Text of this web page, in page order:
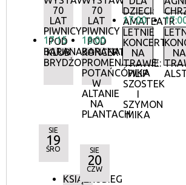
70
LAT
PIWNICY
POD
BARANAMI
17:15
KLUB
BRYDŻOWY
70
LAT
PIWNICY
POD
BARANAMI
18:00
KONCERTY
PROMENADOWE:
POTAŃCÓWKA
W
ALTANIE
NA
PLANTACH
DZIECI:
AMATEATR
17:00
LETNIE
KONCERTY
NA
TRAWIE:
FILIP
SZOSTEK
I
SZYMON
MIKA
NA
SIE
19
ŚRO
KSIĄŻKOBIEG
SIE
20
CZW